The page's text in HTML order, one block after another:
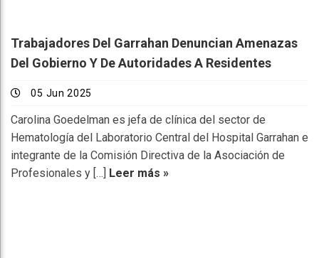
Trabajadores Del Garrahan Denuncian Amenazas
Del Gobierno Y De Autoridades A Residentes
05 Jun 2025
Carolina Goedelman es jefa de clínica del sector de
Hematología del Laboratorio Central del Hospital Garrahan e
integrante de la Comisión Directiva de la Asociación de
Profesionales y […] Leer más »